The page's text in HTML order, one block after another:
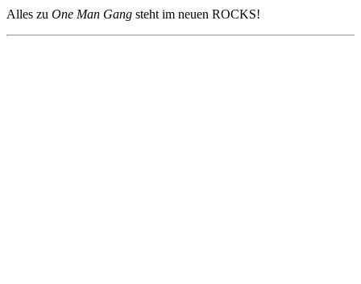
Alles zu One Man Gang steht im neuen ROCKS!